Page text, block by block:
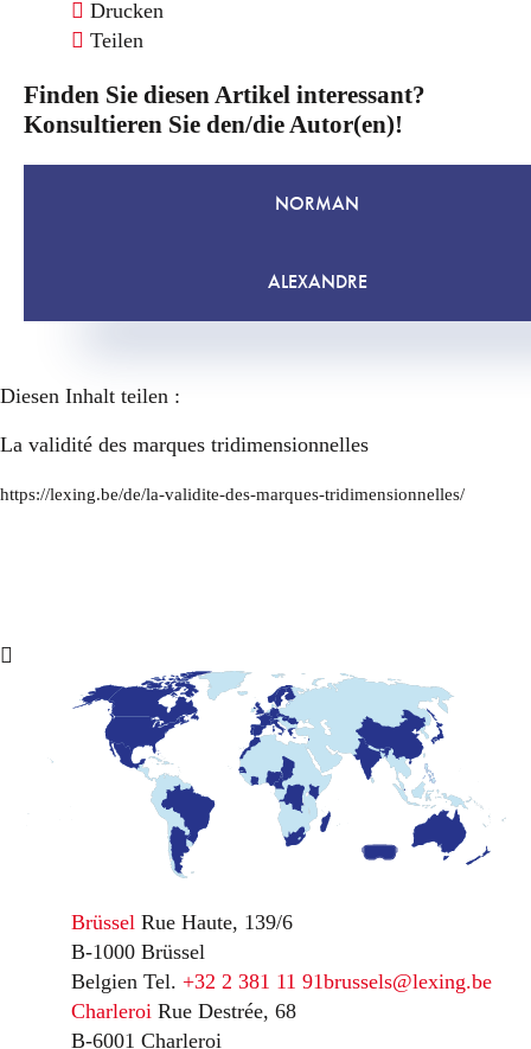
Drucken
Teilen
Finden Sie diesen Artikel interessant?
Konsultieren Sie den/die Autor(en)!
NORMAN
ALEXANDRE
Diesen Inhalt teilen :
La validité des marques tridimensionnelles
https://lexing.be/de/la-validite-des-marques-tridimensionnelles/
Brüssel Rue Haute, 139/6
B-1000 Brüssel
Belgien Tel. +32 2 381 11 91brussels@lexing.be
Charleroi Rue Destrée, 68
B-6001 Charleroi